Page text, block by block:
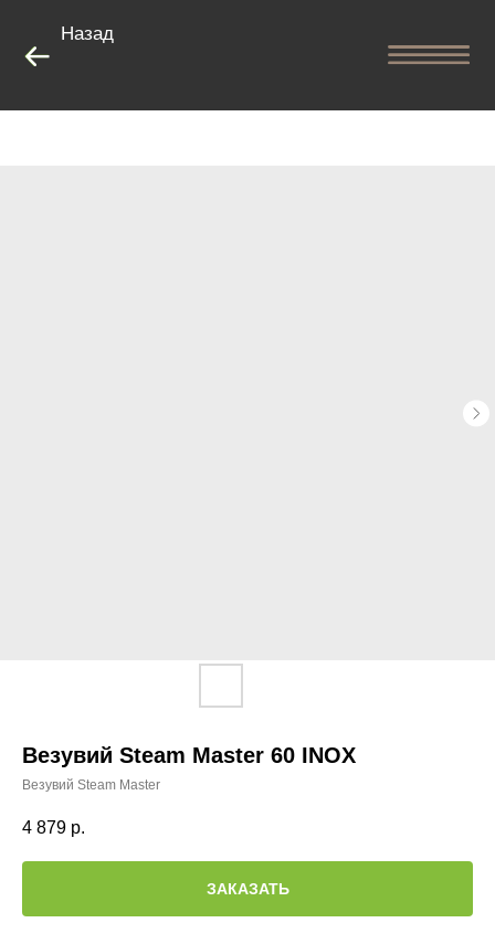
Назад
Везувий Steam Master 60 INOX
Везувий Steam Master
4 879 р.
ЗАКАЗАТЬ